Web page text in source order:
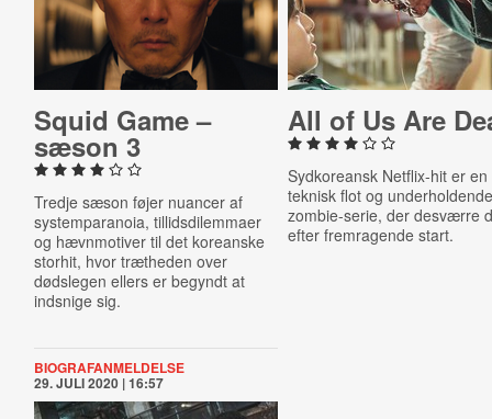
Squid Game –
sæson 3
Tredje sæson føjer nuancer af
systemparanoia, tillidsdilemmaer
og hævnmotiver til det koreanske
storhit, hvor trætheden over
dødslegen ellers er begyndt at
indsnige sig.
All of Us Are
Sydkoreansk Netflix-hit er en
teknisk flot og
zombie-serie, der desværre
efter fremragende start.
BIOGRAFANMELDELSE
29. JULI 2020 | 16:57